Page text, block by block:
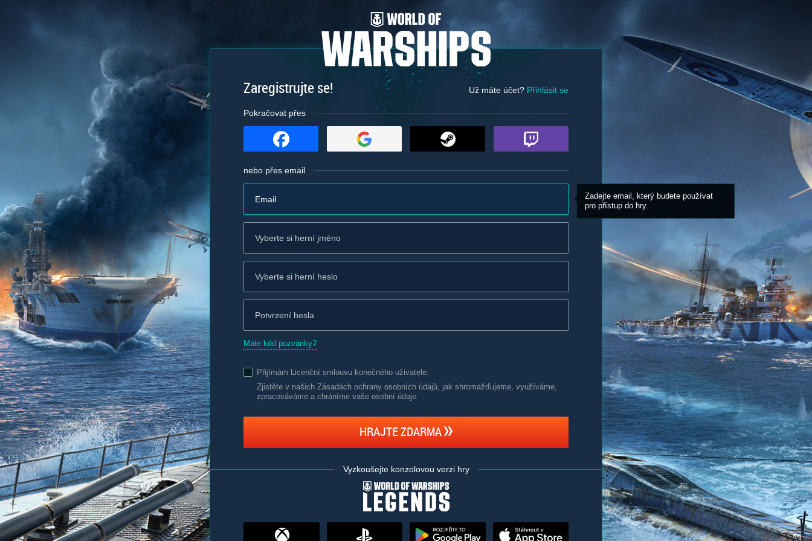
Zaregistrujte se! Už máte účet? Přihlásit se
Pokračovat přes
nebo přes email
Zadejte email, který budete používat
pro přístup do hry.
Máte kód pozvánky?
Přijímám Licenční smlouvu konečného uživatele.
Zjistěte v našich Zásadách ochrany osobních údajů, jak shromažďujeme, využíváme,
zpracováváme a chráníme vaše osobní údaje.
HRAJTE ZDARMA
Vyzkoušejte konzolovou verzi hry